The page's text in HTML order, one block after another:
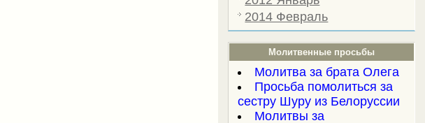
2014 Февраль
Молитвенные просьбы
Молитва за брата Олега
Просьба помолиться за
сестру Шуру из Белоруссии
Молитвы за